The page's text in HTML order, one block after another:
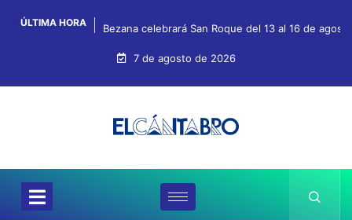
ÚLTIMA HORA Bezana celebrará San Roque del 13 al 16 de
7 de agosto de 2026